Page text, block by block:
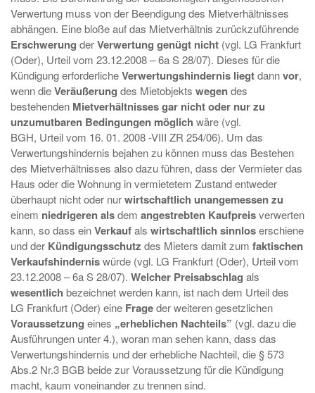
Verwertung muss von der Beendigung des Mietverhältnisses
abhängen. Eine bloße auf das Mietverhältnis zurückzuführende
Erschwerung derVerwertung genügt nicht (vgl. LG Frankfurt
(Oder), Urteil vom 23.12.2008 – 6a S 28/07). Dieses für die
Kündigung erforderlicheVerwertungshindernis liegtdannvor,
wenn dieVeräußerung des Mietobjekts wegendes
bestehenden Mietverhältnisses gar nicht oder nur zu
unzumutbaren Bedingungen möglich wäre (vgl.
BGH, Urteil vom 16. 01. 2008 -VIII ZR 254/06). Um das
Verwertungshindernis bejahen zu können muss das Bestehen
des Mietverhältnisses also dazu führen, dass der Vermieter das
Haus oder die Wohnung in vermietetem Zustand entweder
überhaupt nicht oder nurwirtschaftlich unangemessen zu
einem niedrigeren alsdem angestrebten Kaufpreisverwerten
kann, so dass einVerkaufals wirtschaftlich sinnloserschiene
und der Kündigungsschutz des Mieters damit zum faktischen
Verkaufshinderniswürde (vgl. LG Frankfurt (Oder), Urteil vom
23.12.2008 – 6a S 28/07). Welcher Preisabschlag als
wesentlich bezeichnet werden kann, ist nach dem Urteil des
LG Frankfurt (Oder) eine Frageder weiteren gesetzlichen
Voraussetzung eines „erheblichen Nachteils” (vgl. dazu die
Ausführungen unter 4.), woran man sehen kann, dass das
Verwertungshindernis und der erhebliche Nachteil, die § 573
Abs.2 Nr.3 BGB beide zur Voraussetzung für die Kündigung
macht, kaum voneinander zu trennen sind.